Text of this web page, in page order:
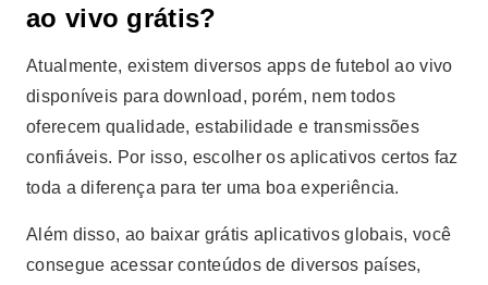
ao vivo grátis?
Atualmente, existem diversos apps de futebol ao vivo
disponíveis para download, porém, nem todos
oferecem qualidade, estabilidade e transmissões
confiáveis. Por isso, escolher os aplicativos certos faz
toda a diferença para ter uma boa experiência.
Além disso, ao baixar grátis aplicativos globais, você
consegue acessar conteúdos de diversos países,